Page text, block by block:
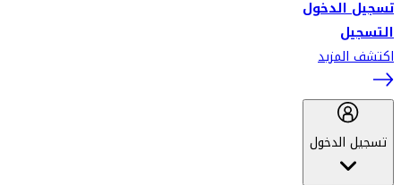
تسجيل الدخول
التسجيل
اكتشف المزيد
تسجيل الدخول